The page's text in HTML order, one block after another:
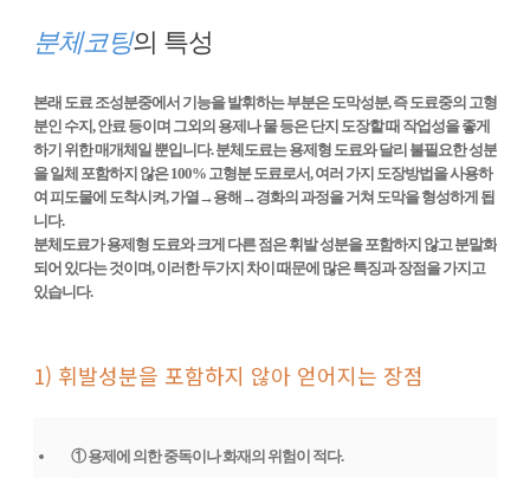
분체코팅의 특성
본래 도료 조성분중에서 기능을 발휘하는 부분은 도막성분, 즉 도료중의 고형
분인 수지, 안료 등이며 그외의 용제나 물 등은 단지 도장할 때 작업성을 좋게
하기 위한 매개체일 뿐입니다. 분체도료는 용제형 도료와 달리 불필요한 성분
을 일체 포함하지 않은 100% 고형분 도료로서, 여러 가지 도장방법을 사용하
여 피도물에 도착시켜, 가열→용해→경화의 과정을 거쳐 도막을 형성하게 됩
니다.
분체도료가 용제형 도료와 크게 다른 점은 휘발 성분을 포함하지 않고 분말화
되어 있다는 것이며, 이러한 두가지 차이 때문에 많은 특징과 장점을 가지고
있습니다.
1) 휘발성분을 포함하지 않아 얻어지는 장점
① 용제에 의한 중독이나 화재의 위험이 적다.